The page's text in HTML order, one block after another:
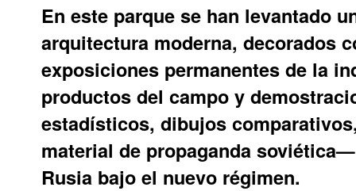
En este parque se han levantado
arquitectura moderna, decorados
exposiciones permanentes de la
productos del campo y
estadísticos, dibujos
material de propaganda
Rusia bajo el nuevo régimen.